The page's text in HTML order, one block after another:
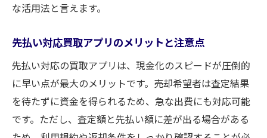
な活用法と言えます。
先払い対応買取アプリのメリットと注意点
先払い対応の買取アプリは、現金化のスピードが圧倒的
に早い点が最大のメリットです。売却希望者は査定結果
を待たずに資金を得られるため、急な出費にも対応可能
です。ただし、査定額と先払い額に差が出る場合がある